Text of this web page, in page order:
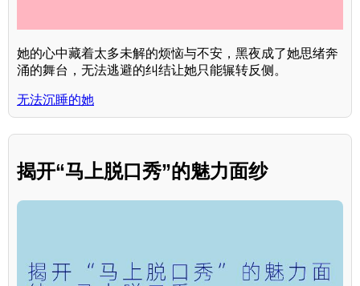
她的心中藏着太多未解的烦恼与不安，黑夜成了她思绪奔
涌的舞台，无法逃避的纠结让她只能辗转反侧。
无法沉睡的她
揭开“马上脱口秀”的魅力面纱